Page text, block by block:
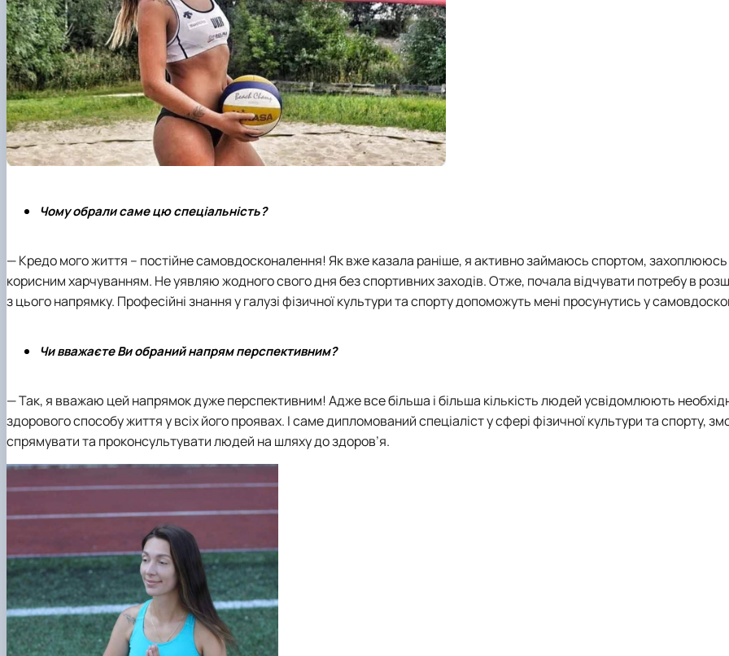
Чому обрали саме цю спеціальність?
— Кредо мого життя – постійне самовдосконалення! Як вже казала раніше, я активно займаюсь спортом,
корисним харчуванням. Не уявляю жодного свого дня без спортивних заходів. Отже, почала відчувати потребу в
з цього напрямку. Професійні знання у галузі фізичної культури та спорту допоможуть мені просунутись у
Чи вважаєте Ви обраний напрям перспективним?
— Так, я вважаю цей напрямок дуже перспективним! Адже все більша і більша кількість людей усвідомлюють
здорового способу життя у всіх його проявах. І саме дипломований спеціаліст у сфері фізичної культури та спорту,
спрямувати та проконсультувати людей на шляху до здоров’я.